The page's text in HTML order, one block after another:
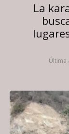
La
Última